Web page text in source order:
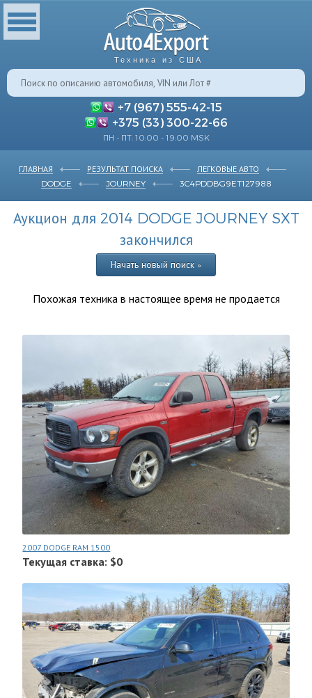
Техника из США
+7 (967) 555-42-15
+375 (33) 300-22-66
ПН - ПТ: 10:00 - 19:00 MSK
ГЛАВНАЯ РЕЗУЛЬТАТ ПОИСКА
ЛЕГКОВЫЕ АВТО
DODGE
JOURNEY 3C4PDDBG9ET127988
Аукцион для 2014 DODGE JOURNEY SXT
закончился
Начать новый поиск »
Похожая техника в настоящее время не продается
2007 DODGE RAM 1500
Текущая ставка: $0